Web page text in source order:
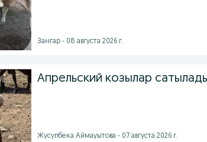
Зангар - 08 августа 2026 г.
Апрельский козылар
Жусупбека Аймауытова - 07 августа 2026 г.